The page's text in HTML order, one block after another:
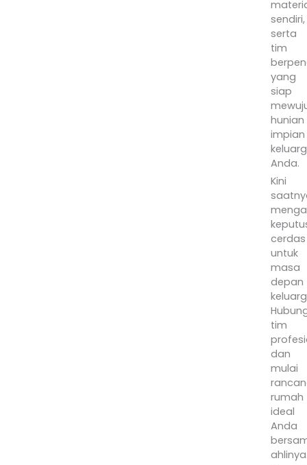
sendiri,
serta
tim
yang
siap
hunian
impian
Anda.
Kini
cerdas
untuk
masa
depan
tim
dan
mulai
rumah
ideal
Anda